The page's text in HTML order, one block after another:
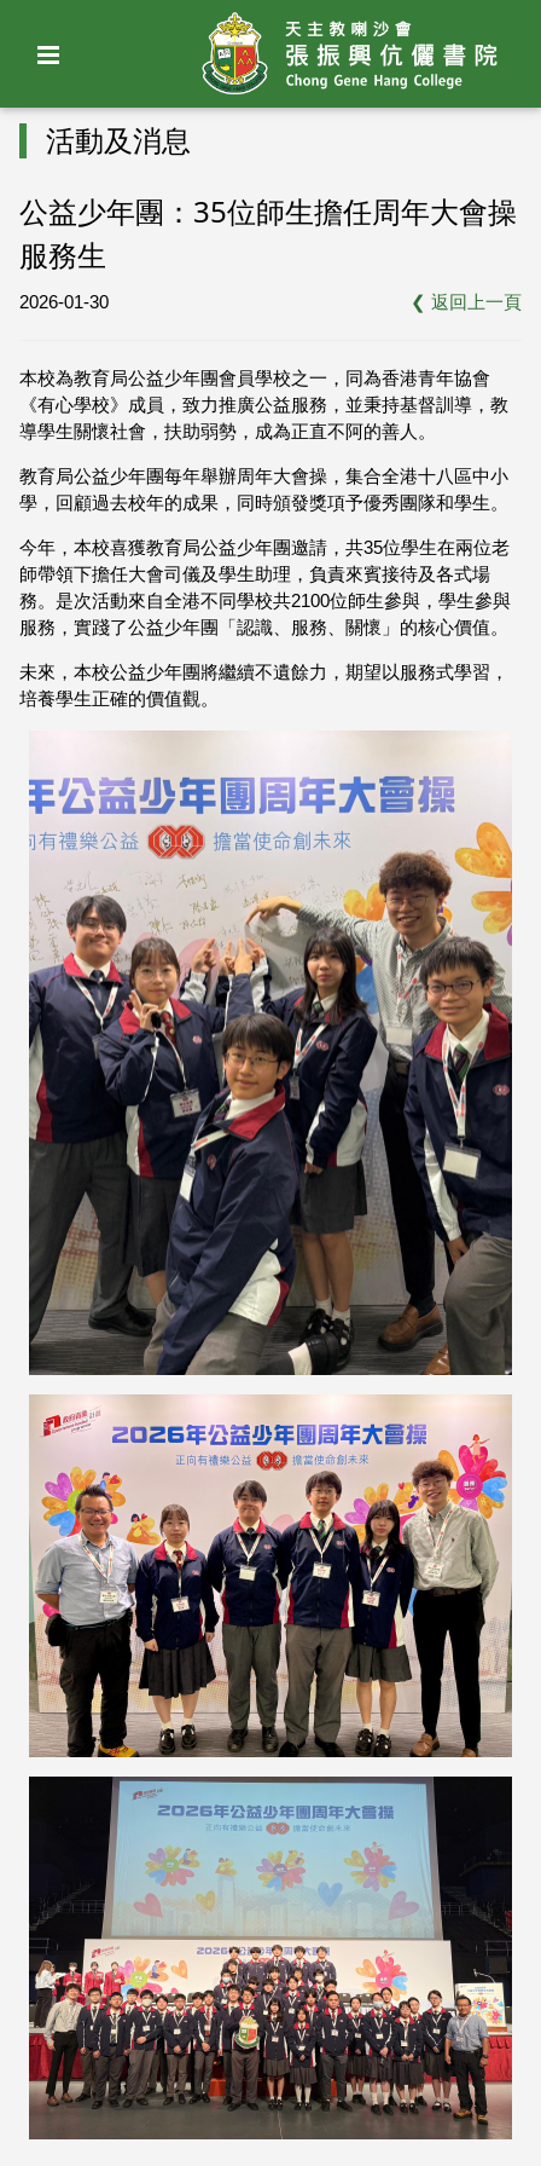
活動及消息
公益少年團：35位師生擔任周年大會操
服務生
2026-01-30 ❮ 返回上一頁
本校為教育局公益少年團會員學校之一，同為香港青年協會
《有心學校》成員，致力推廣公益服務，並秉持基督訓導，教
導學生關懷社會，扶助弱勢，成為正直不阿的善人。
教育局公益少年團每年舉辦周年大會操，集合全港十八區中小
學，回顧過去校年的成果，同時頒發獎項予優秀團隊和學生。
今年，本校喜獲教育局公益少年團邀請，共35位學生在兩位老
師帶領下擔任大會司儀及學生助理，負責來賓接待及各式場
務。是次活動來自全港不同學校共2100位師生參與，學生參與
服務，實踐了公益少年團「認識、服務、關懷」的核心價值。
未來，本校公益少年團將繼續不遺餘力，期望以服務式學習，
培養學生正確的價值觀。